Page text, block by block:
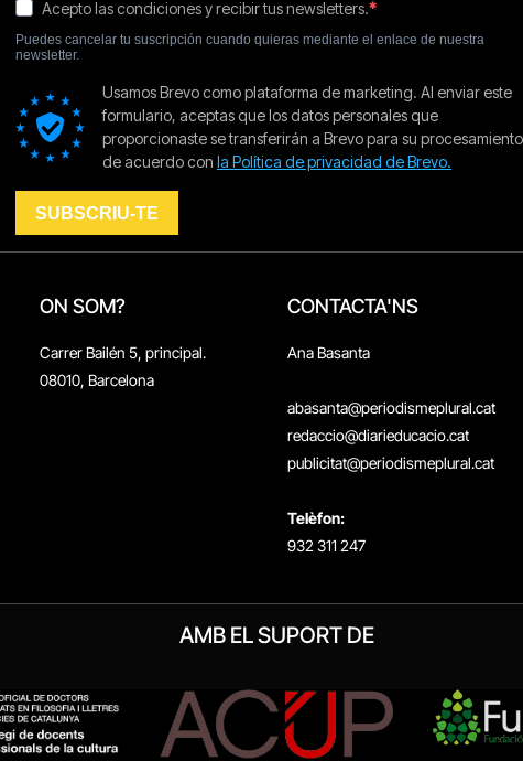
ON SOM?
Carrer Bailén 5, principal.
08010, Barcelona
CONTACTA'NS
Ana Basanta
abasanta@periodismeplural.cat
redaccio@diarieducacio.cat
publicitat@periodismeplural.cat
Telèfon:
932 311 247
AMB EL SUPORT DE